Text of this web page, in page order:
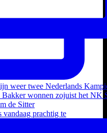
vandaag prachtig te